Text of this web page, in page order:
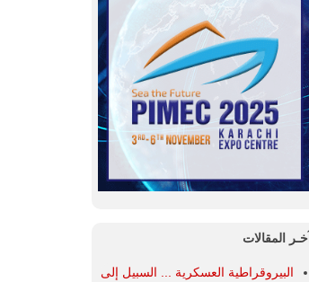
آخـر المقالات
البيروقراطية العسكرية ... السبيل إلى